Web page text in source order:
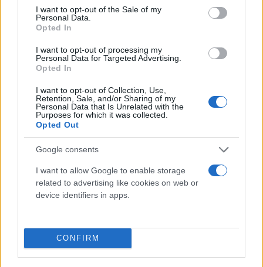
consent section.
I want to opt-out of the Sale of my
Personal Data.
Opted In
I want to opt-out of processing my
Personal Data for Targeted Advertising.
Opted In
I want to opt-out of Collection, Use,
Retention, Sale, and/or Sharing of my
Personal Data that Is Unrelated with the
Purposes for which it was collected.
Opted Out
Google consents
I want to allow Google to enable storage
related to advertising like cookies on web or
device identifiers in apps.
CONFIRM
Κάνε κλικ και δες περισσότερο
Flash.grστην αναζήτηση τηςGoogle